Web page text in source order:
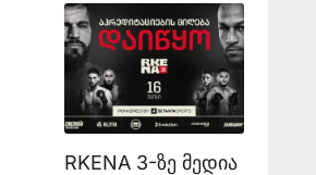
RKENA 3-ზე მედია